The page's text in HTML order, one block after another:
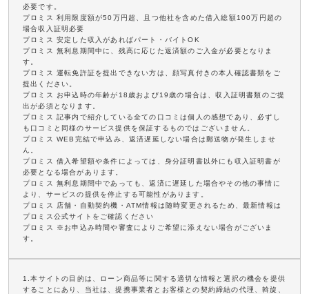
必要です。
プロミス 利用限度額が50万円超、且つ他社を含めた借入総額100万円超の
場合収入証明必要
プロミス 安定した収入があればパート・バイトOK
プロミス 無利息期間中に、残高に応じた返済額のご入金が必要となりま
す。
プロミス 運転免許証を提出できない方は、顔写真付きの本人確認書類をご
提出ください。
プロミス お申込時の年齢が18歳および19歳の場合は、収入証明書類のご提
出が必須となります。
プロミス 記事内で紹介している全ての口コミは個人の感想であり、必ずし
も口コミと同様のサービス提供を保証するものではございません。
プロミス WEB完結で申込み、返済遅延しない場合は郵送物が発生しませ
ん。
プロミス 借入希望額や条件によっては、身分証明書以外にも収入証明書が
必要となる場合があります。
プロミス 無利息期間中であっても、返済に遅延した場合やその他の事情に
より、サービスの提供を停止する可能性があります。
プロミス 店舗・自動契約機・ATM情報は随時変更されるため、最新情報は
プロミス公式サイトをご確認ください
プロミス ※お申込み時間や審査によりご希望に添えない場合がございま
す。
1.本サイトの目的は、ローン商品等に関する適切な情報と選択の機会を提供
することにあり、当社は、提携事業者とお客様との契約締結の代理、斡旋、